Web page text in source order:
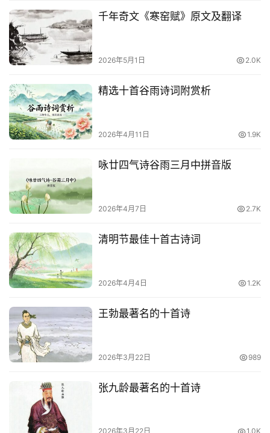
千年奇文《寒窑赋》原文及翻译
2026年5月1日 2.0K
精选十首谷雨诗词附赏析
2026年4月11日 1.9K
咏廿四气诗谷雨三月中拼音版
2026年4月7日 2.7K
清明节最佳十首古诗词
2026年4月4日 1.2K
王勃最著名的十首诗
2026年3月22日 989
张九龄最著名的十首诗
2026年3月22日 1.0K